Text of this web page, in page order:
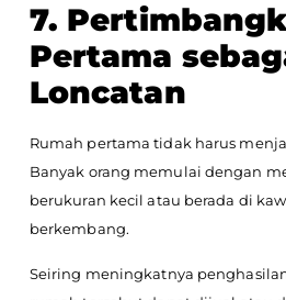
7.
Pertama
Loncatan
Rumah pertama tidak harus
Banyak orang memulai dengan
berukuran kecil atau berada di
berkembang.
Seiring meningkatnya